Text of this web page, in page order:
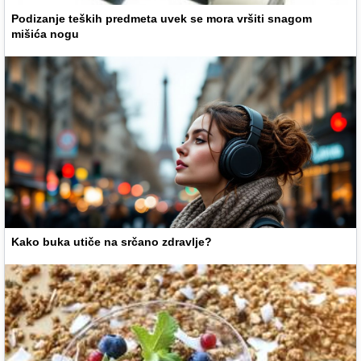
Podizanje teških predmeta uvek se mora vršiti snagom
mišića nogu
Kako buka utiče na srčano zdravlje?